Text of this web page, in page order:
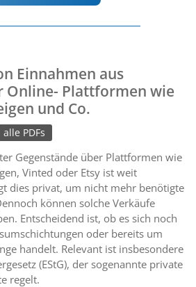
Einnahmen aus
Online- Plattformen wie
und Co.
alle PDFs
Gegenstände über Plattformen wie
Vinted oder Etsy ist weit
dies privat, um nicht mehr benötigte
können solche Verkäufe
Entscheidend ist, ob es sich noch
oder bereits um
handelt. Relevant ist insbesondere
(EStG), der sogenannte private
regelt.